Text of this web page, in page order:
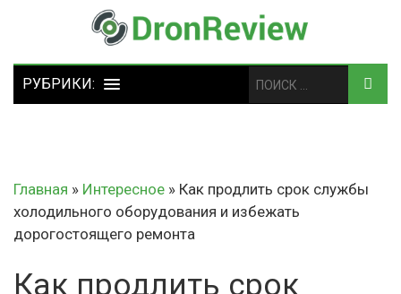
Главная » Интересное » Как продлить срок службы
холодильного оборудования и избежать
дорогостоящего ремонта
Как продлить срок